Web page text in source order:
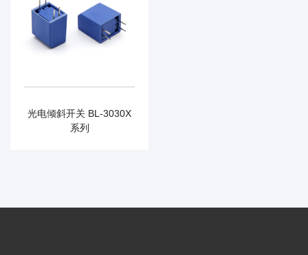
光电倾斜开关 BL-3030X
系列